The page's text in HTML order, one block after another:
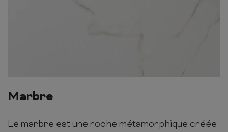
Marbre
Le marbre est une roche métamorphique créée